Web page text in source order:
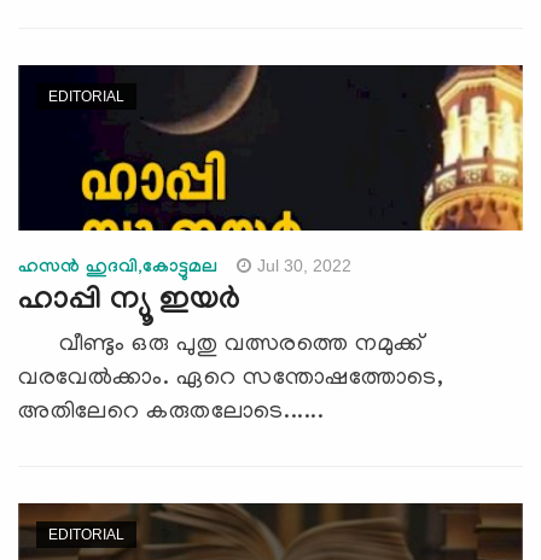
EDITORIAL
ഹസന്‍ ഹുദവി,കോട്ടുമല Jul 30, 2022
ഹാപ്പി ന്യൂ ഇയർ
വീണ്ടും ഒരു പുതു വത്സരത്തെ നമുക്ക്
വരവേൽക്കാം. ഏറെ സന്തോഷത്തോടെ,
അതിലേറെ കരുതലോടെ......
EDITORIAL